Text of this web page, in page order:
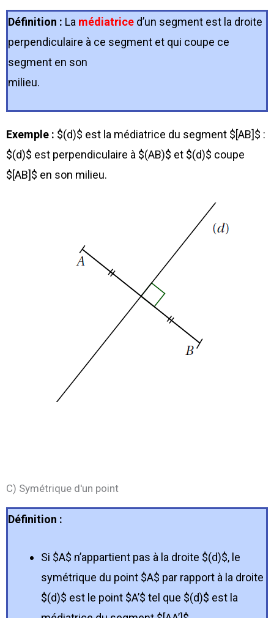
Définition : La médiatrice d’un segment est la droite
perpendiculaire à ce segment et qui coupe ce
segment en son
milieu.
Exemple : $(d)$ est la médiatrice du segment $[AB]$ :
$(d)$ est perpendiculaire à $(AB)$ et $(d)$ coupe
$[AB]$ en son milieu.
C) Symétrique d'un point
Définition :
Si $A$ n’appartient pas à la droite $(d)$, le
symétrique du point $A$ par rapport à la droite
$(d)$ est le point $A’$ tel que $(d)$ est la